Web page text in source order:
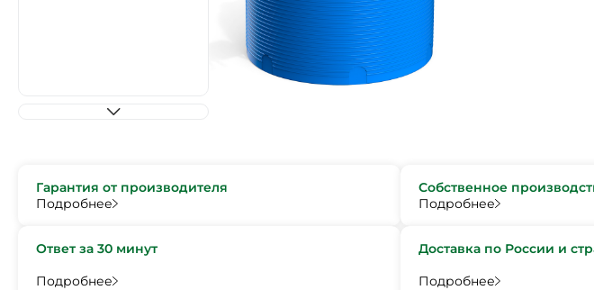
Гарантия от производителя
Подробнее
Собственное
Подробнее
Ответ за 30 минут
Подробнее
Доставка по России и
Подробнее